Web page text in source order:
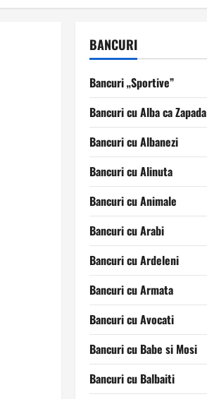
BANCURI
Bancuri „Sportive”
Bancuri cu Alba ca Zapada
Bancuri cu Albanezi
Bancuri cu Alinuta
Bancuri cu Animale
Bancuri cu Arabi
Bancuri cu Ardeleni
Bancuri cu Armata
Bancuri cu Avocati
Bancuri cu Babe si Mosi
Bancuri cu Balbaiti